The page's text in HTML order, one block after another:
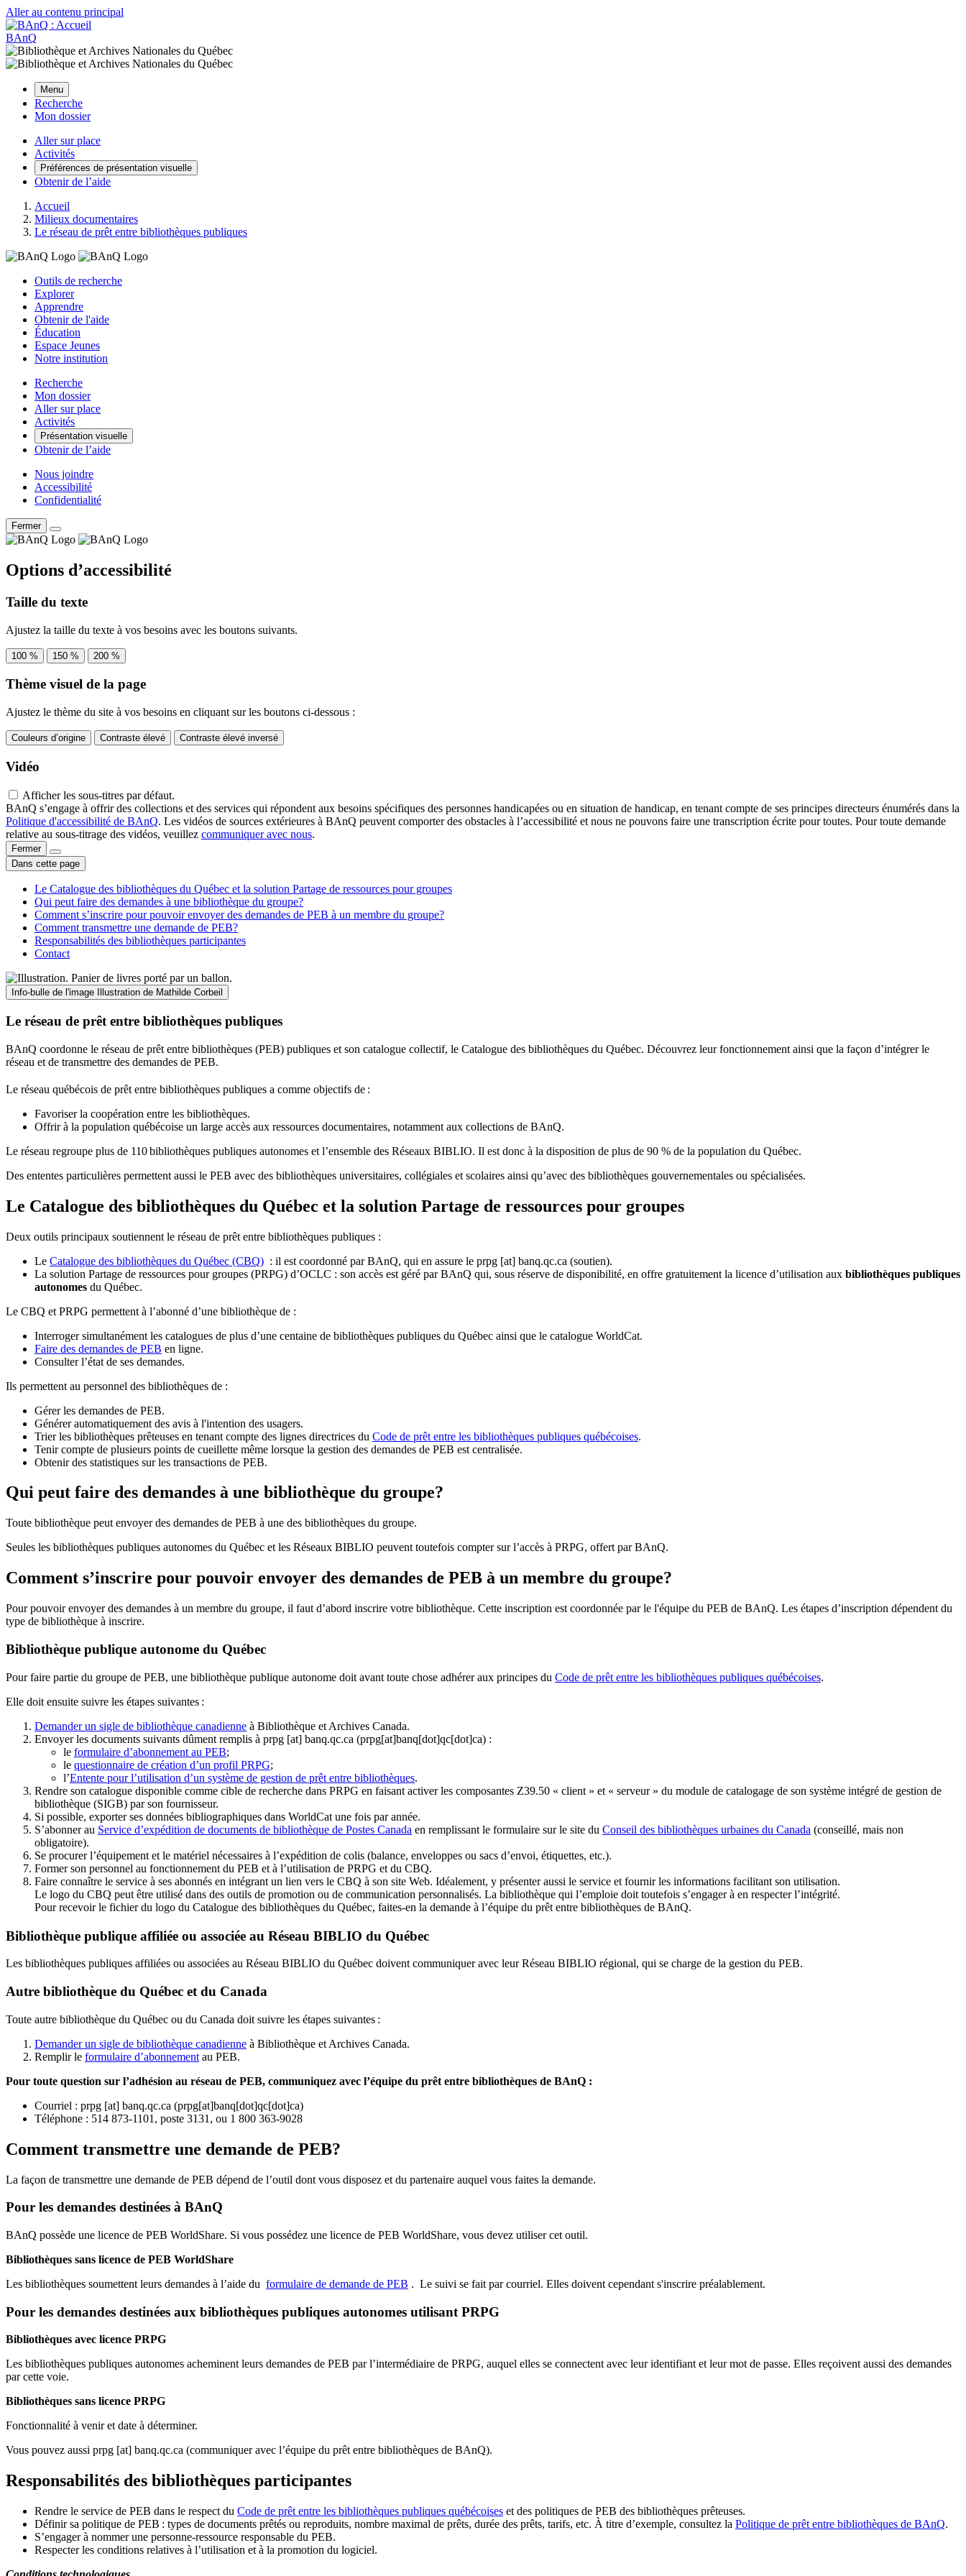
Aller au contenu principal
BAnQ
Menu
Recherche
Mon dossier
Aller sur place
Activités
Préférences de présentation visuelle
Obtenir de l’aide
Accueil
Milieux documentaires
Le réseau de prêt entre bibliothèques publiques
Outils de recherche
Explorer
Apprendre
Obtenir de l'aide
Éducation
Espace Jeunes
Notre institution
Recherche
Mon dossier
Aller sur place
Activités
Présentation visuelle
Obtenir de l’aide
Nous joindre
Accessibilité
Confidentialité
Fermer
Options d’accessibilité
Taille du texte
Ajustez la taille du texte à vos besoins avec les boutons suivants.
100 % 150 % 200 %
Thème visuel de la page
Ajustez le thème du site à vos besoins en cliquant sur les boutons ci-dessous :
Couleurs d’origine Contraste élevé Contraste élevé inversé
Vidéo
Afficher les sous-titres par défaut.
BAnQ s’engage à offrir des collections et des services qui répondent aux besoins spécifiques des personnes handicapées ou en situation de handicap, en tenant compte de ses principes directeurs énumérés dans la
Politique d'accessibilité de BAnQ. Les vidéos de sources extérieures à BAnQ peuvent comporter des obstacles à l’accessibilité et nous ne pouvons faire une transcription écrite pour toutes. Pour toute demande
relative au sous-titrage des vidéos, veuillez communiquer avec nous.
Fermer
Dans cette page
Le Catalogue des bibliothèques du Québec et la solution Partage de ressources pour groupes
Qui peut faire des demandes à une bibliothèque du groupe?
Comment s’inscrire pour pouvoir envoyer des demandes de PEB à un membre du groupe?
Comment transmettre une demande de PEB?
Responsabilités des bibliothèques participantes
Contact
Info-bulle de l'image Illustration de Mathilde Corbeil
Le réseau de prêt entre bibliothèques publiques
BAnQ coordonne le réseau de prêt entre bibliothèques (PEB) publiques et son catalogue collectif, le Catalogue des bibliothèques du Québec. Découvrez leur fonctionnement ainsi que la façon d’intégrer le
réseau et de transmettre des demandes de PEB.
Le réseau québécois de prêt entre bibliothèques publiques a comme objectifs de :
Favoriser la coopération entre les bibliothèques.
Offrir à la population québécoise un large accès aux ressources documentaires, notamment aux collections de BAnQ.
Le réseau regroupe plus de 110bibliothèques publiques autonomes et l’ensemble des Réseaux BIBLIO. Il est donc à la disposition de plus de 90 % de la population du Québec.
Des ententes particulières permettent aussi le PEB avec des bibliothèques universitaires, collégiales et scolaires ainsi qu’avec des bibliothèques gouvernementales ou spécialisées.
Le Catalogue des bibliothèques du Québec et la solution Partage de ressources pour groupes
Deux outils principaux soutiennent le réseau de prêt entre bibliothèques publiques :
Le Catalogue des bibliothèques du Québec (CBQ) : il est coordonné par BAnQ, qui en assure le prpg [at] banq.qc.ca (soutien).
La solution Partage de ressources pour groupes (PRPG) d’OCLC : son accès est géré par BAnQ qui, sous réserve de disponibilité, en offre gratuitement la licence d’utilisation aux bibliothèques publiques
autonomes du Québec.
Le CBQ et PRPG permettent à l’abonné d’une bibliothèque de :
Interroger simultanément les catalogues de plus d’une centaine de bibliothèques publiques du Québec ainsi que le catalogue WorldCat.
Faire des demandes de PEB en ligne.
Consulter l’état de ses demandes.
Ils permettent au personnel des bibliothèques de :
Gérer les demandes de PEB.
Générer automatiquement des avis à l'intention des usagers.
Trier les bibliothèques prêteuses en tenant compte des lignes directrices du Code de prêt entre les bibliothèques publiques québécoises.
Tenir compte de plusieurs points de cueillette même lorsque la gestion des demandes de PEB est centralisée.
Obtenir des statistiques sur les transactions de PEB.
Qui peut faire des demandes à une bibliothèque du groupe?
Toute bibliothèque peut envoyer des demandes de PEB à une des bibliothèques du groupe.
Seules les bibliothèques publiques autonomes du Québec et les Réseaux BIBLIO peuvent toutefois compter sur l’accès à PRPG, offert par BAnQ.
Comment s’inscrire pour pouvoir envoyer des demandes de PEB à un membre du groupe?
Pour pouvoir envoyer des demandes à un membre du groupe, il faut d’abord inscrire votre bibliothèque. Cette inscription est coordonnée par le l'équipe du PEB de BAnQ. Les étapes d’inscription dépendent du
type de bibliothèque à inscrire.
Bibliothèque publique autonome du Québec
Pour faire partie du groupe de PEB, une bibliothèque publique autonome doit avant toute chose adhérer aux principes du Code de prêt entre les bibliothèques publiques québécoises.
Elle doit ensuite suivre les étapes suivantes :
Demander un sigle de bibliothèque canadienne à Bibliothèque et Archives Canada.
Envoyer les documents suivants dûment remplis à prpg [at] banq.qc.ca (prpg[at]banq[dot]qc[dot]ca) :
le formulaire d’abonnement au PEB;
le questionnaire de création d’un profil PRPG;
l’Entente pour l’utilisation d’un système de gestion de prêt entre bibliothèques.
Rendre son catalogue disponible comme cible de recherche dans PRPG en faisant activer les composantes Z39.50 « client » et « serveur » du module de catalogage de son système intégré de gestion de
bibliothèque (SIGB) par son fournisseur.
Si possible, exporter ses données bibliographiques dans WorldCat une fois par année.
S’abonner au Service d’expédition de documents de bibliothèque de Postes Canada en remplissant le formulaire sur le site du Conseil des bibliothèques urbaines du Canada (conseillé, mais non
obligatoire).
Se procurer l’équipement et le matériel nécessaires à l’expédition de colis (balance, enveloppes ou sacs d’envoi, étiquettes, etc.).
Former son personnel au fonctionnement du PEB et à l’utilisation de PRPG et du CBQ.
Faire connaître le service à ses abonnés en intégrant un lien vers le CBQ à son site Web. Idéalement, y présenter aussi le service et fournir les informations facilitant son utilisation.
Le logo du CBQ peut être utilisé dans des outils de promotion ou de communication personnalisés. La bibliothèque qui l’emploie doit toutefois s’engager à en respecter l’intégrité.
Pour recevoir le fichier du logo du Catalogue des bibliothèques du Québec, faites-en la demande à l’équipe du prêt entre bibliothèques de BAnQ.
Bibliothèque publique affiliée ou associée au Réseau BIBLIO du Québec
Les bibliothèques publiques affiliées ou associées au Réseau BIBLIO du Québec doivent communiquer avec leur Réseau BIBLIO régional, qui se charge de la gestion du PEB.
Autre bibliothèque du Québec et du Canada
Toute autre bibliothèque du Québec ou du Canada doit suivre les étapes suivantes :
Demander un sigle de bibliothèque canadienne à Bibliothèque et Archives Canada.
Remplir le formulaire d’abonnement au PEB.
Pour toute question sur l’adhésion au réseau de PEB, communiquez avec l’équipe du prêt entre bibliothèques de BAnQ :
Courriel : prpg [at] banq.qc.ca (prpg[at]banq[dot]qc[dot]ca)
Téléphone : 514 873-1101, poste 3131, ou 1 800 363-9028
Comment transmettre une demande de PEB?
La façon de transmettre une demande de PEB dépend de l’outil dont vous disposez et du partenaire auquel vous faites la demande.
Pour les demandes destinées à BAnQ
BAnQ possède une licence de PEB WorldShare. Si vous possédez une licence de PEB WorldShare, vous devez utiliser cet outil.
Bibliothèques sans licence de PEB WorldShare
Les bibliothèques soumettent leurs demandes à l’aide du formulaire de demande de PEB . Le suivi se fait par courriel. Elles doivent cependant s'inscrire préalablement.
Pour les demandes destinées aux bibliothèques publiques autonomes utilisant PRPG
Bibliothèques avec licence PRPG
Les bibliothèques publiques autonomes acheminent leurs demandes de PEB par l’intermédiaire de PRPG, auquel elles se connectent avec leur identifiant et leur mot de passe. Elles reçoivent aussi des demandes
par cette voie.
Bibliothèques sans licence PRPG
Fonctionnalité à venir et date à déterminer.
Vous pouvez aussi prpg [at] banq.qc.ca (communiquer avec l’équipe du prêt entre bibliothèques de BAnQ).
Responsabilités des bibliothèques participantes
Rendre le service de PEB dans le respect du Code de prêt entre les bibliothèques publiques québécoises et des politiques de PEB des bibliothèques prêteuses.
Définir sa politique de PEB : types de documents prêtés ou reproduits, nombre maximal de prêts, durée des prêts, tarifs, etc. À titre d’exemple, consultez la Politique de prêt entre bibliothèques de BAnQ.
S’engager à nommer une personne-ressource responsable du PEB.
Respecter les conditions relatives à l’utilisation et à la promotion du logiciel.